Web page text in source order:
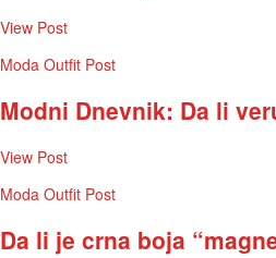
View Post
Moda Outfit Post
Modni Dnevnik: Da li
View Post
Moda Outfit Post
Da li je crna boja